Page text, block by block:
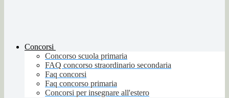
Concorsi
Concorso scuola primaria
FAQ concorso straordinario secondaria
Faq concorsi
Faq concorso primaria
Concorsi per insegnare all'estero